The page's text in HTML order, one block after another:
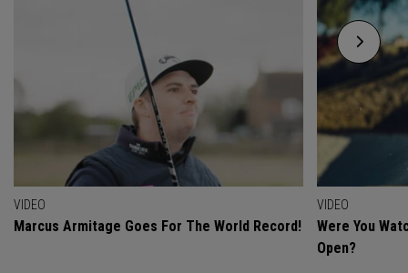
VIDEO
Marcus Armitage Goes For The World Record!
VIDEO
Were You
Open?